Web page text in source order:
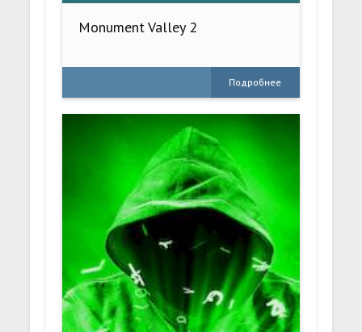
Monument Valley 2
Подробнее